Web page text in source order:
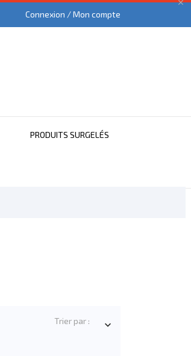

Connexion / Mon compte
PRODUITS SURGELÉS
Trier par : 